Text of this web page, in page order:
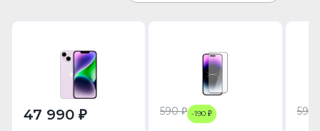
47 990 ₽ 590 ₽ -190 ₽ 590